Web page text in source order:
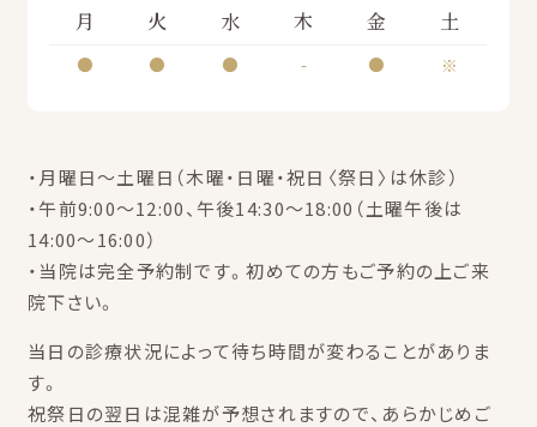
月 火 水 木 金 土
● ● ● - ● ※
・月曜日～土曜日（木曜・日曜・祝日〈祭日〉は休診）
・午前9:00～12:00、午後14:30～18:00（土曜午後は
14:00～16:00）
・当院は完全予約制です。初めての方もご予約の上ご来
院下さい。
当日の診療状況によって待ち時間が変わることがありま
す。
祝祭日の翌日は混雑が予想されますので、あらかじめご